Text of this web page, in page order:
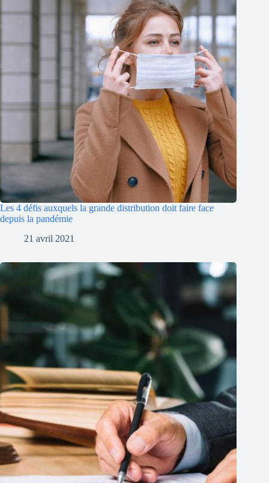
Les 4 défis auxquels la grande distribution doit faire face
depuis la pandémie
21 avril 2021